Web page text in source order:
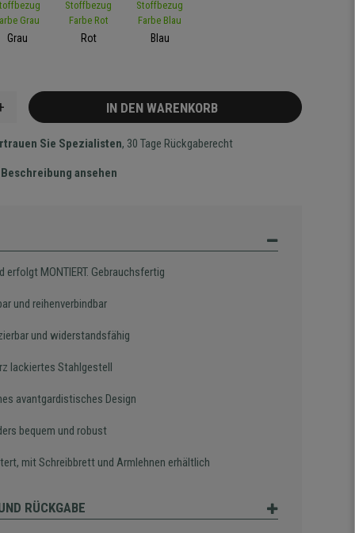
Grau Rot Blau
IN DEN WARENKORB
Sie Spezialisten, 30 Tage Rückgaberecht
ansehen
erfolgt MONTIERT. Gebrauchsfertig
und reihenverbindbar
und widerstandsfähig
lackiertes Stahlgestell
avantgardistisches Design
bequem und robust
mit Schreibbrett und Armlehnen erhältlich
RÜCKGABE